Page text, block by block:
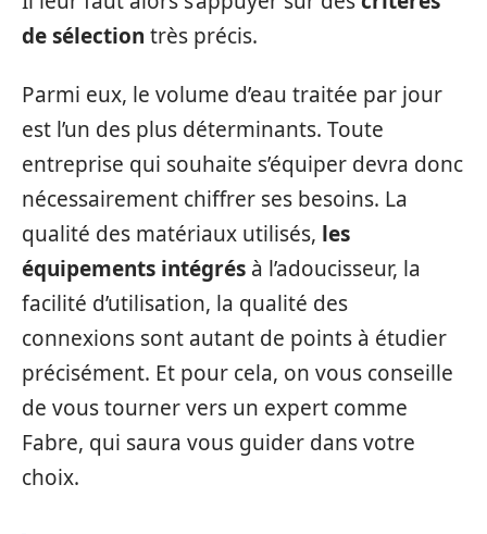
de sélection très précis.
Parmi eux, le volume d’eau traitée par jour
est l’un des plus déterminants. Toute
entreprise qui souhaite s’équiper devra donc
nécessairement chiffrer ses besoins. La
qualité des matériaux utilisés, les
équipements intégrés à l’adoucisseur, la
facilité d’utilisation, la qualité des
connexions sont autant de points à étudier
précisément. Et pour cela, on vous conseille
de vous tourner vers un expert comme
Fabre, qui saura vous guider dans votre
choix.